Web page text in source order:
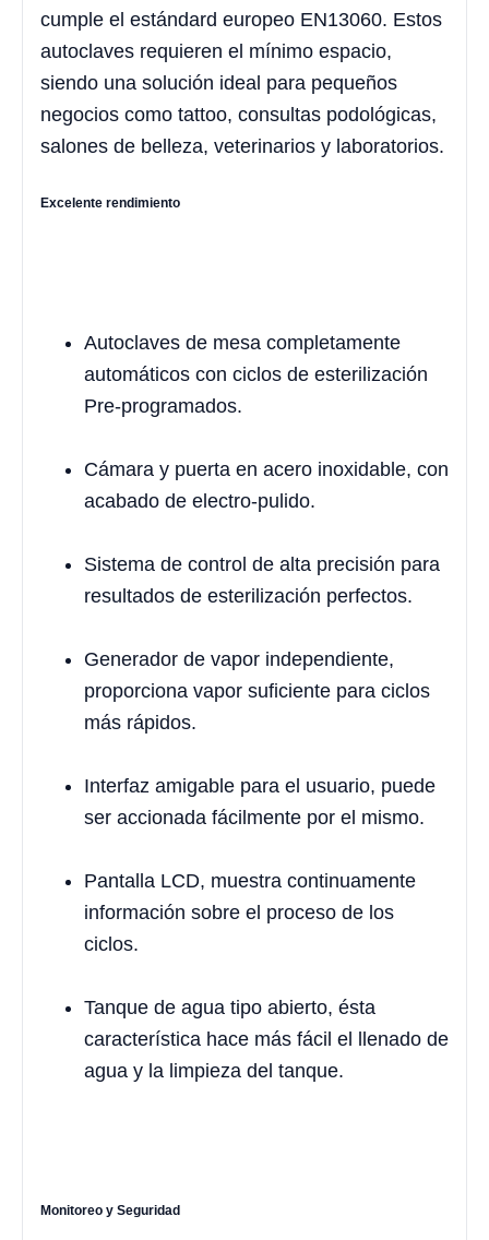
cumple el estándard europeo EN13060. Estos
autoclaves requieren el mínimo espacio,
siendo una solución ideal para pequeños
negocios como tattoo, consultas podológicas,
salones de belleza, veterinarios y laboratorios.
Excelente rendimiento
Autoclaves de mesa completamente
automáticos con ciclos de esterilización
Pre-programados.
Cámara y puerta en acero inoxidable, con
acabado de electro-pulido.
Sistema de control de alta precisión para
resultados de esterilización perfectos.
Generador de vapor independiente,
proporciona vapor suficiente para ciclos
más rápidos.
Interfaz amigable para el usuario, puede
ser accionada fácilmente por el mismo.
Pantalla LCD, muestra continuamente
información sobre el proceso de los
ciclos.
Tanque de agua tipo abierto, ésta
característica hace más fácil el llenado de
agua y la limpieza del tanque.
Monitoreo y Seguridad